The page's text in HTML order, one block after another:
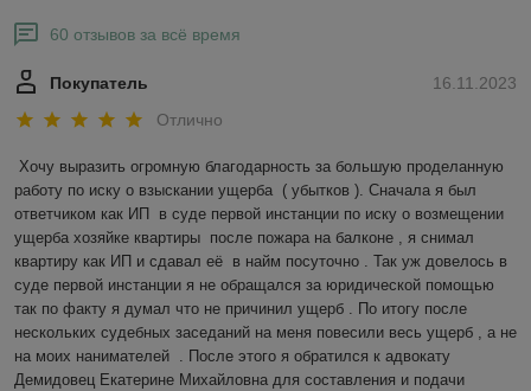
60 отзывов за всё время
16.11.2023
Покупатель
Отлично
Хочу выразить огромную благодарность за большую проделанную
работу по иску о взыскании ущерба  ( убытков ). Сначала я был
ответчиком как ИП  в суде первой инстанции по иску о возмещении
ущерба хозяйке квартиры  после пожара на балконе , я снимал
квартиру как ИП и сдавал её  в найм посуточно . Так уж довелось в
суде первой инстанции я не обращался за юридической помощью
так по факту я думал что не причинил ущерб . По итогу после
нескольких судебных заседаний на меня повесили весь ущерб , а не
на моих нанимателей  . После этого я обратился к адвокату
Демидовец Екатерине Михайловна для составления и подачи